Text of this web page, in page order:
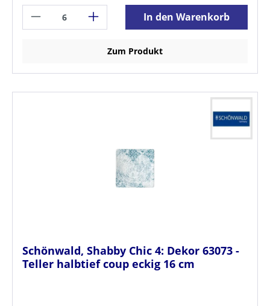
In den Warenkorb
Zum Produkt
Schönwald, Shabby Chic 4: Dekor 63073 -
Teller halbtief coup eckig 16 cm